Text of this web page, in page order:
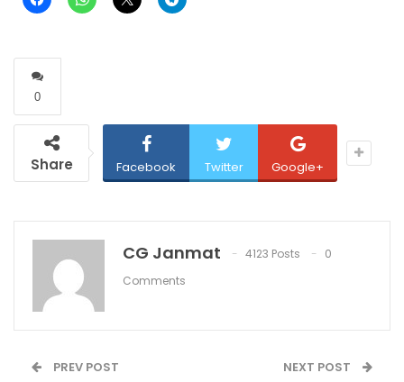
0
Share Facebook Twitter Google+
CG Janmat 4123 Posts
0
Comments
PREV POST NEXT POST